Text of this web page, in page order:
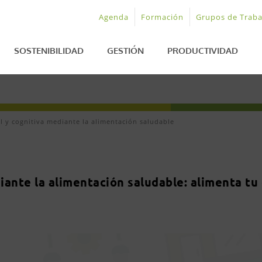
Agenda Formación Grupos de
SOSTENIBILIDAD GESTIÓN PRODUCTIVIDAD
y cognitiva mediante la alimentación saludable
la alimentación saludable: alimenta